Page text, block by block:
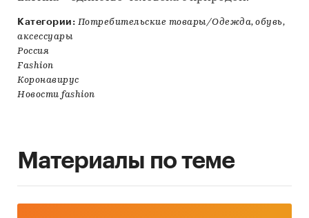
Категории: Потребительские товары/Одежда, обувь,
аксессуары
Россия
Fashion
Коронавирус
Новости fashion
Материалы по теме